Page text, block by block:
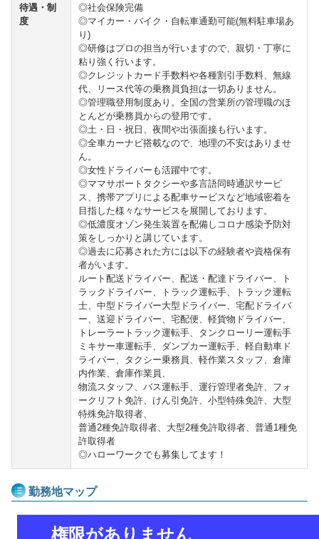
待遇・制
度
◎社会保険完備
◎マイカー・バイク・自転車通勤可能(無料駐車場あ
り)
◎研修はプロの担当が行いますので、親切・丁寧に
粘り強く行います。
◎クレジットカード手数料や各種割引手数料、無線
代、リース代等の乗務員負担は一切ありません。
◎管理職登用制度あり。全国の営業所の管理職のほ
とんどが乗務員からの登用です。
◎土・日・祝日、夜間や出張面接も行います。
◎全車カーナビ搭載なので、地理の不安はありませ
ん。
◎女性ドライバーも活躍中です。
◎ママサポートタクシーや多言語同時通訳サービ
ス、携帯アプリによる配車サービスなど地域密着を
目指した様々なサービスを展開しております。
◎低濃度オゾン発生装置を配備しコロナ感染予防対
策をしっかりと講じています。
◎過去に応募された方には以下の経験者や資格保有
者がいます。
ルート配送ドライバー、配送・配達ドライバー、ト
ラックドライバー、トラック運転手、トラック運転
士、中型ドライバー大型ドライバー、宅配ドライバ
ー、送迎ドライバー、宅配便、軽貨物ドライバー、
トレーラートラック運転手、タンクローリー運転手
ミキサー車運転手、ダンプカー運転手、軽自動車ド
ライバー、タクシー乗務員、軽作業スタッフ、倉庫
内作業、倉庫作業員、
物流スタッフ、バス運転手、運行管理者免許、フォ
ークリフト免許、けん引免許、小型特殊免許、大型
特殊免許取得者、
普通2種免許取得者、大型2種免許取得者、普通1種免
許取得者
◎ハローワークでも募集してます！
勤務地マップ